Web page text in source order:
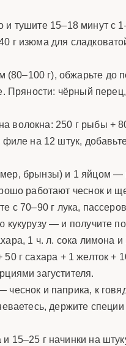
тушите 15–18 минут с
г изюма для
г), обжарьте до
чёрный
волокна: 250 г рыбы +
на 12 штук,
брынзы) и 1 яйцом —
работают чеснок и
70–90 г лука,
кукурузу — и получите
1 ч. л. сока лимона
г сахара + 1 желток
загустителя.
чеснок и паприка, к
держите
г начинки на